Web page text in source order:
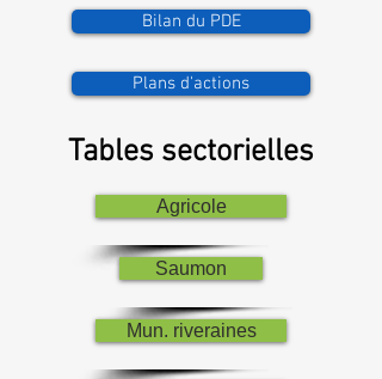
Bilan du PDE
Plans d'actions
Tables sectorielles
Agricole
Saumon
Mun. riveraines